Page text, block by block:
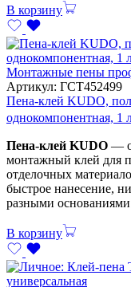
В корзину
Монтажные пены
Артикул: ГСТ452499
Пена-клей KUDO,
однокомпонентная, 1
Пена-клей KUDO —
монтажный клей для
отделочных
быстрое нанесение,
разными
В корзину